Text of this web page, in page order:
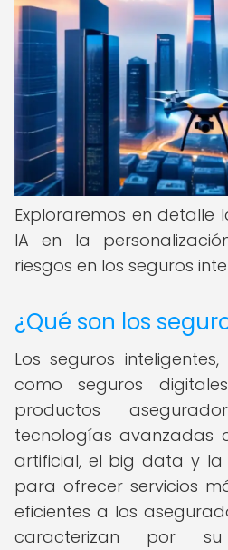
Exploraremos en detalle
IA en la
riesgos en los seguros
¿Qué son los
Los seguros
como seguros
productos
tecnologías avanzadas
artificial, el big data y
para ofrecer servicios
eficientes a los
caracterizan por